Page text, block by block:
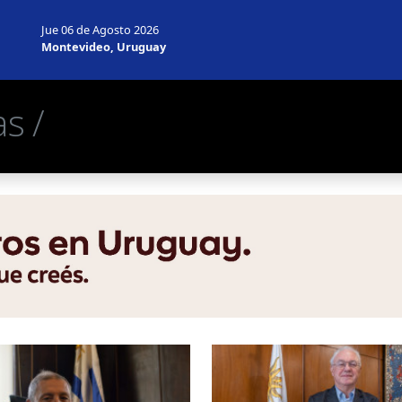
Jue 06 de Agosto 2026
Montevideo, Uruguay
/